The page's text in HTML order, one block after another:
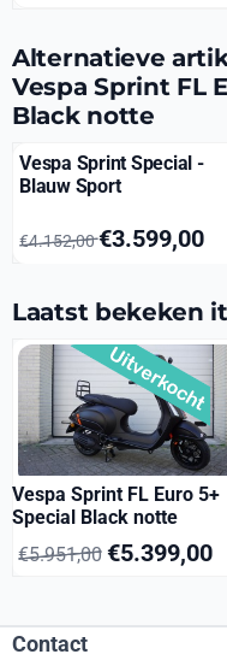
Alternatieve
Vespa Sprint FL
Black notte
Vespa Sprint Special -
Blauw Sport
Van 4 152,00 voor 3
€4.152,00€3.599,00
Laatst bekeken
Vespa Sprint FL Euro 5+
Special Black notte
€5.951,00 €5.399,00
Contact